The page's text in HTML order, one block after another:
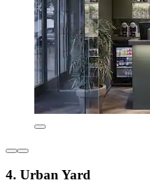
4. Urban Yard